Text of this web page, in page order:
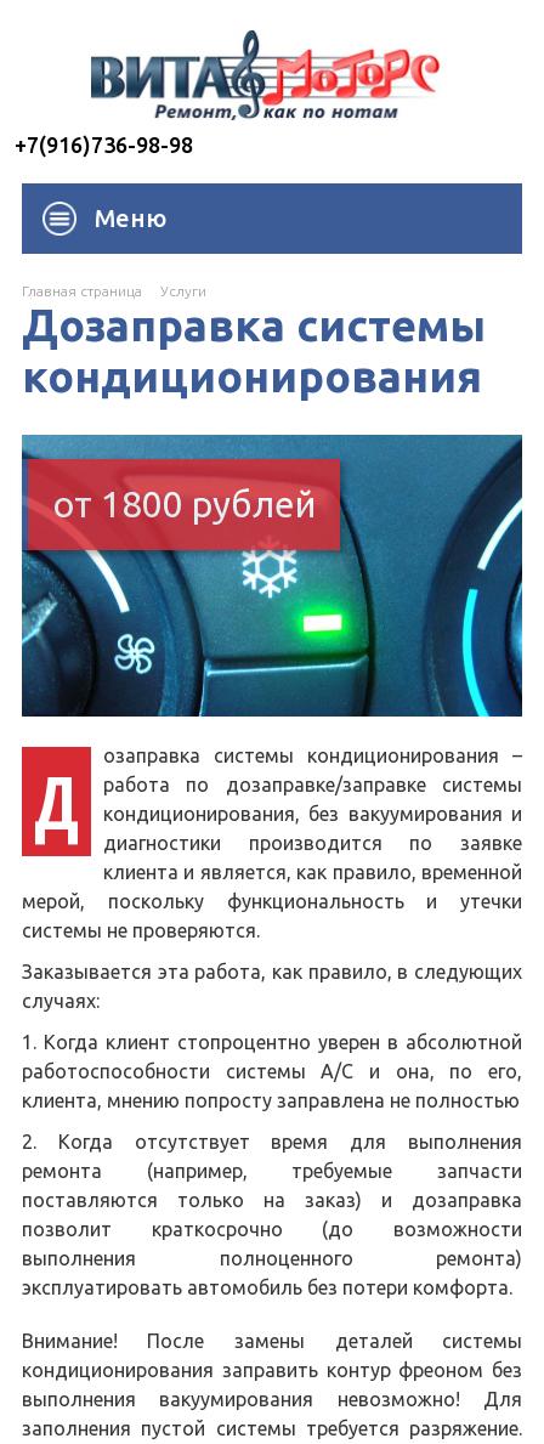
+7(916)736-98-98
Меню
Главная страница Услуги
Дозаправка системы
кондиционирования
от 1800 рублей
Д
озаправка системы кондиционирования –
работа по дозаправке/заправке системы
кондиционирования, без вакуумирования и
диагностики производится по заявке
клиента и является, как правило, временной
мерой, поскольку функциональность и утечки
системы не проверяются.
Заказывается эта работа, как правило, в следующих
случаях:
Когда клиент стопроцентно уверен в абсолютной
работоспособности системы A/C и она, по его,
клиента, мнению попросту заправлена не полностью
Когда отсутствует время для выполнения
ремонта (например, требуемые запчасти
поставляются только на заказ) и дозаправка
позволит краткосрочно (до возможности
выполнения полноценного ремонта)
эксплуатировать автомобиль без потери комфорта.
Внимание! После замены деталей системы
кондиционирования заправить контур фреоном без
выполнения вакуумирования невозможно! Для
заполнения пустой системы требуется разряжение.